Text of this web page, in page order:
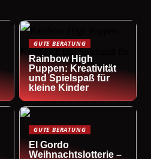
GUTE BERATUNG
Rainbow High
Puppen: Kreativität
und Spielspaß für
kleine Kinder
GUTE BERATUNG
El Gordo
Weihnachtslotterie –